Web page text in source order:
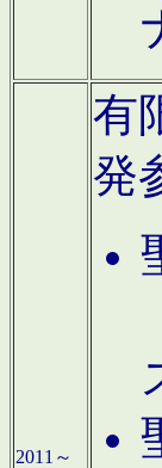
2011～
有
発